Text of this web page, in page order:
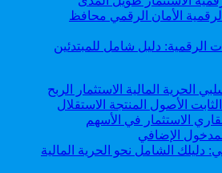
الرقمية: دليل شامل للمبتدئين
دليلك الشامل نحو الحرية المالية